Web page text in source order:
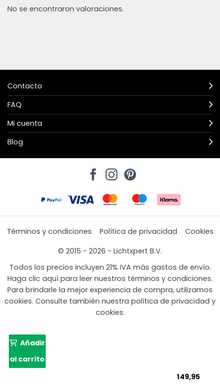
No se encontraron valoraciones.
Contacto
FAQ
Mi cuenta
Blog
Términos y condiciones Política de privacidad
Cookies
© 2015 - 2026 - Lichtxpert B.V.
Todos los precios incluyen 21% IVA más gastos de envío.
Haga clic aquí para leer nuestros términos y condiciones.
Para brindarle la mejor experiencia de compra, utilizamos
cookies. Consulte también nuestra política de privacidad y
cookies.
149,95
Añadir
al carrito